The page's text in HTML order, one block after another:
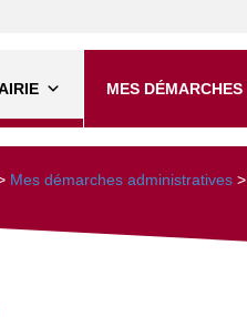
MES DÉMARCHES
Mes démarches administratives >